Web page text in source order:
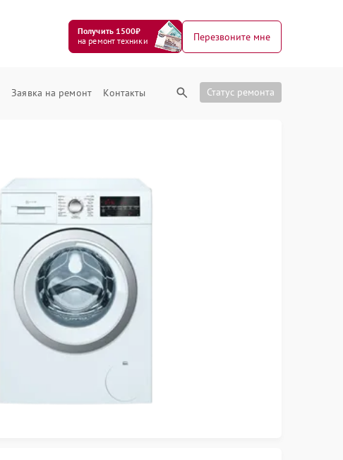
Получить 1500₽
на ремонт техники
Перезвоните мне
Заявка на ремонт Контакты Статус ремонта